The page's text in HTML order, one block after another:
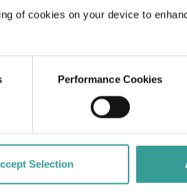
of cookies on your device to
Performance Cookies
Selection